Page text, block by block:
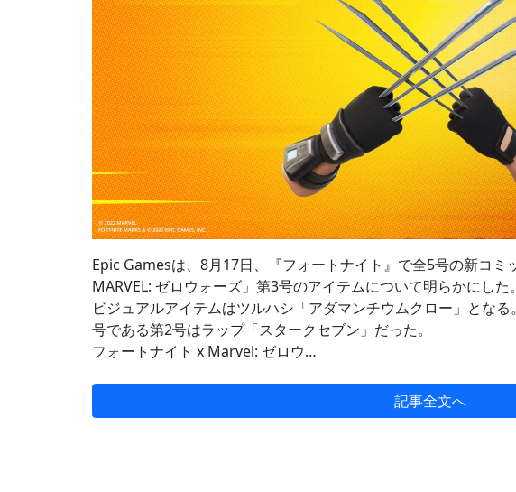
Epic Gamesは、8月17日、『フォートナイト』で全5号の新コミ
MARVEL: ゼロウォーズ」第3号のアイテムについて明らかにし
ビジュアルアイテムはツルハシ「アダマンチウムクロー」とな
号である第2号はラップ「スタークセブン」だった。
フォートナイト x Marvel: ゼロウ…
記事全文へ